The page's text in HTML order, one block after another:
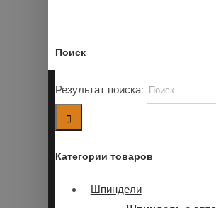
Поиск
Результат поиска:
Категории товаров
Шпиндели